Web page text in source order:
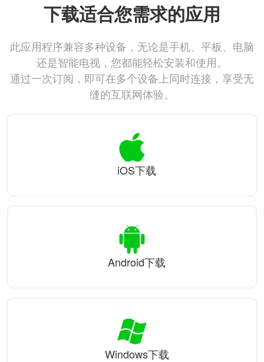
下载适合您需求的应用
此应用程序兼容多种设备，无论是手机、平板、电脑
还是智能电视，您都能轻松安装和使用。
通过一次订阅，即可在多个设备上同时连接，享受无
缝的互联网体验。
iOS下载
Android下载
Windows下载